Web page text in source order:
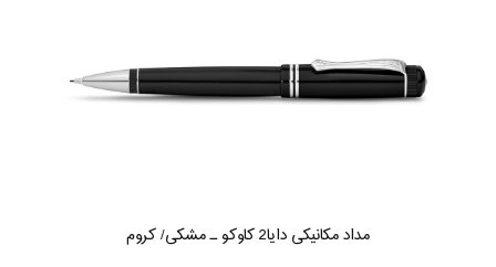
مداد مکانیکی دایا2 کاوکو ـ مشکی/ کروم